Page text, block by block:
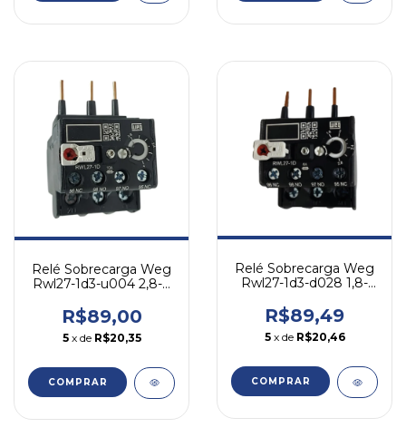
Relé Sobrecarga Weg
Rwl27-1d3-u004 2,8-4
R$89,00
5 x de R$20,35
COMPRAR
Relé Sobrecarga Weg
Rwl27-1d3-d028 1,8-
R$89,49
5 x de R$20,46
COMPRAR